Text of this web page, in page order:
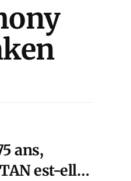
ans,
est-elle